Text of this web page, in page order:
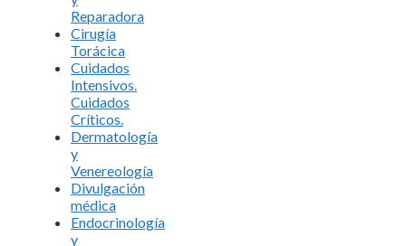
Reparadora
Cirugía
Torácica
Cuidados
Intensivos.
Cuidados
Críticos.
Dermatología
y
Venereología
Divulgación
médica
Endocrinología
y